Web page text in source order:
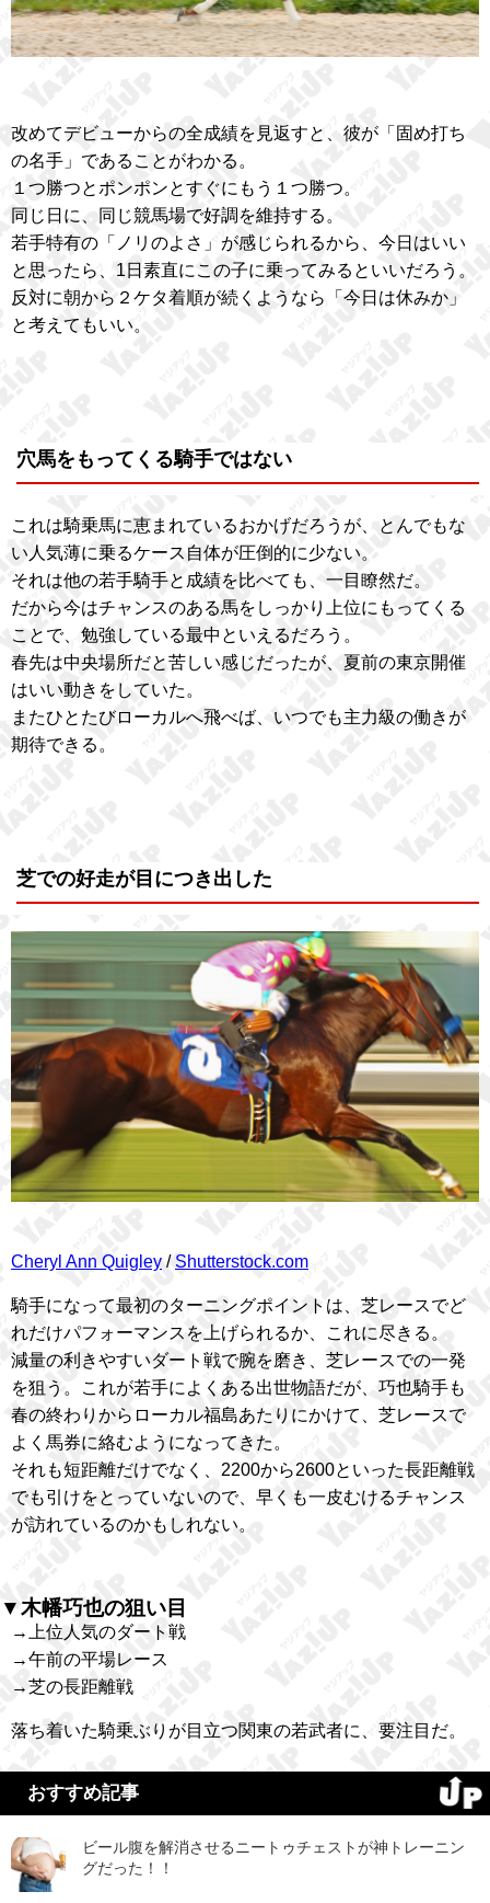
改めてデビューからの全成績を見返すと、彼が「固め打ち
の名手」であることがわかる。
１つ勝つとポンポンとすぐにもう１つ勝つ。
同じ日に、同じ競馬場で好調を維持する。
若手特有の「ノリのよさ」が感じられるから、今日はいい
と思ったら、1日素直にこの子に乗ってみるといいだろう。
反対に朝から２ケタ着順が続くようなら「今日は休みか」
と考えてもいい。
穴馬をもってくる騎手ではない
これは騎乗馬に恵まれているおかげだろうが、とんでもな
い人気薄に乗るケース自体が圧倒的に少ない。
それは他の若手騎手と成績を比べても、一目瞭然だ。
だから今はチャンスのある馬をしっかり上位にもってくる
ことで、勉強している最中といえるだろう。
春先は中央場所だと苦しい感じだったが、夏前の東京開催
はいい動きをしていた。
またひとたびローカルへ飛べば、いつでも主力級の働きが
期待できる。
芝での好走が目につき出した
Cheryl Ann Quigley /Shutterstock.com
騎手になって最初のターニングポイントは、芝レースでど
れだけパフォーマンスを上げられるか、これに尽きる。
減量の利きやすいダート戦で腕を磨き、芝レースでの一発
を狙う。これが若手によくある出世物語だが、巧也騎手も
春の終わりからローカル福島あたりにかけて、芝レースで
よく馬券に絡むようになってきた。
それも短距離だけでなく、2200から2600といった長距離戦
でも引けをとっていないので、早くも一皮むけるチャンス
が訪れているのかもしれない。
▼木幡巧也の狙い目
→上位人気のダート戦
→午前の平場レース
→芝の長距離戦
落ち着いた騎乗ぶりが目立つ関東の若武者に、要注目だ。
おすすめ記事
ビール腹を解消させるニートゥチェストが神トレーニン
グだった！！